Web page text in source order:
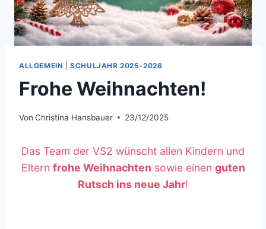
ALLGEMEIN |SCHULJAHR 2025-2026
Frohe Weihnachten!
Von Christina Hansbauer 23/12/2025
Das Team der VS2 wünscht allen Kindern und
Eltern frohe Weihnachten sowie einen guten
Rutsch ins neue Jahr!